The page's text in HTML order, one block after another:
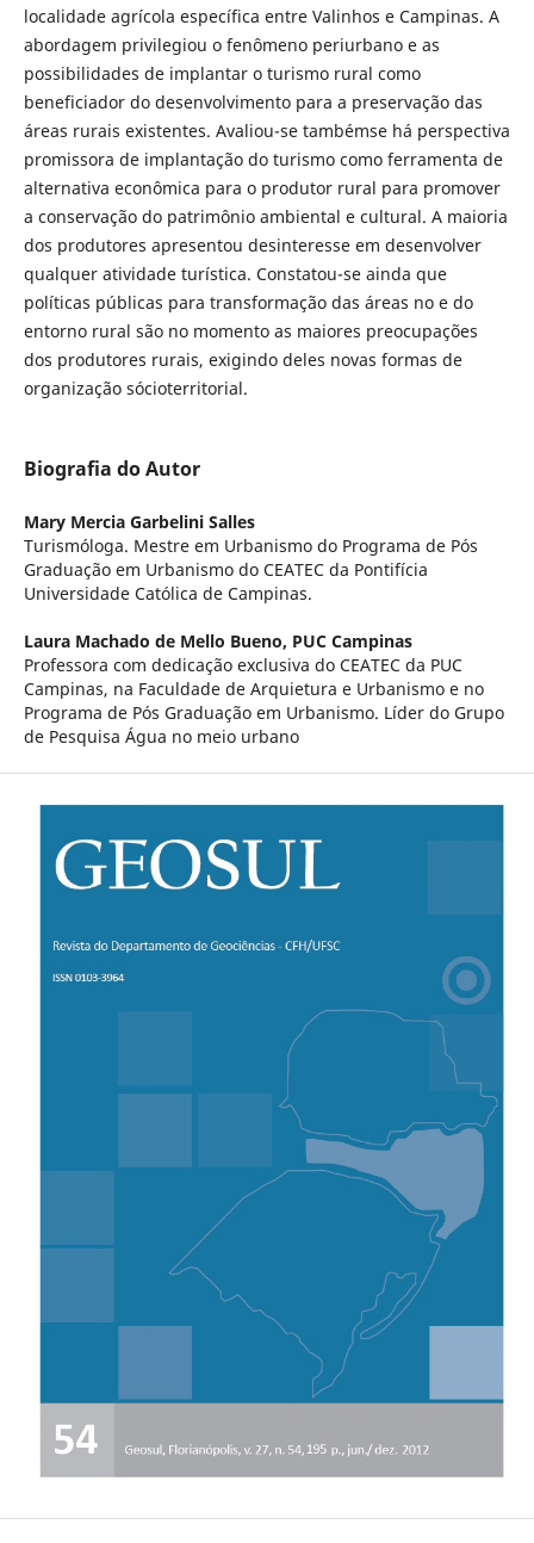
localidade agrícola específica entre Valinhos e Campinas. A
abordagem privilegiou o fenômeno periurbano e as
possibilidades de implantar o turismo rural como
beneficiador do desenvolvimento para a preservação das
áreas rurais existentes. Avaliou-se tambémse há perspectiva
promissora de implantação do turismo como ferramenta de
alternativa econômica para o produtor rural para promover
a conservação do patrimônio ambiental e cultural. A maioria
dos produtores apresentou desinteresse em desenvolver
qualquer atividade turística. Constatou-se ainda que
políticas públicas para transformação das áreas no e do
entorno rural são no momento as maiores preocupações
dos produtores rurais, exigindo deles novas formas de
organização sócioterritorial.
Biografia do Autor
Mary Mercia Garbelini Salles
Turismóloga. Mestre em Urbanismo do Programa de Pós
Graduação em Urbanismo do CEATEC da Pontifícia
Universidade Católica de Campinas.
Laura Machado de Mello Bueno, PUC Campinas
Professora com dedicação exclusiva do CEATEC da PUC
Campinas, na Faculdade de Arquietura e Urbanismo e no
Programa de Pós Graduação em Urbanismo. Líder do Grupo
de Pesquisa Água no meio urbano